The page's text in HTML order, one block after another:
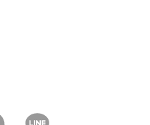
facebook